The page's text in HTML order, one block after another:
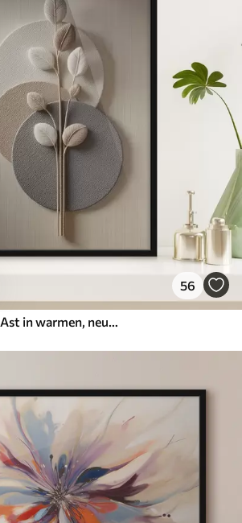
56
Reliefkreise und ein Ast in warmen, neutralen Farbtönen